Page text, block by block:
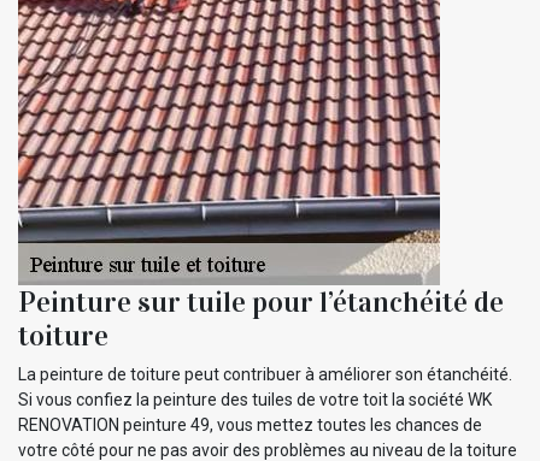
Peinture sur tuile pour l’étanchéité de
toiture
La peinture de toiture peut contribuer à améliorer son étanchéité.
Si vous confiez la peinture des tuiles de votre toit la société WK
RENOVATION peinture 49, vous mettez toutes les chances de
votre côté pour ne pas avoir des problèmes au niveau de la toiture